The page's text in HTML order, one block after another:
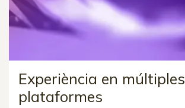
Experiència en múltiples
plataformes